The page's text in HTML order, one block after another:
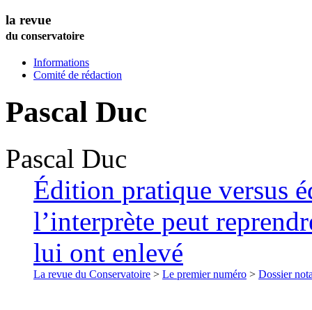
la revue
du conservatoire
Informations
Comité de rédaction
Pascal Duc
Pascal Duc
Édition pratique versus
l’interprète peut
lui ont enlevé
La revue du Conservatoire > Le premier numéro > Dossier